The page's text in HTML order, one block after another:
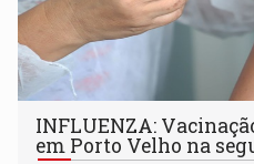
INFLUENZA:
em Porto Velho na